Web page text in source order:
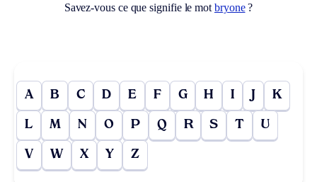
Savez-vous ce que signifie le mot bryone?
A B C D E F G H I J K
L M N O P Q R S T U
V W X Y Z